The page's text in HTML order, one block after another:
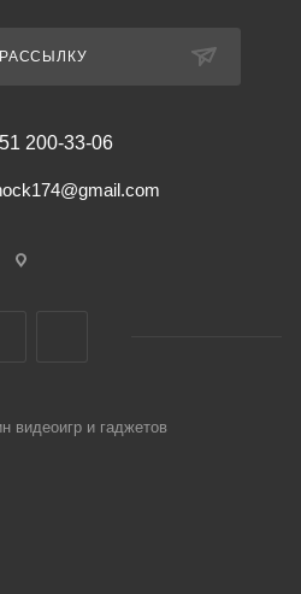
200-33-06
видеоигр и гаджетов